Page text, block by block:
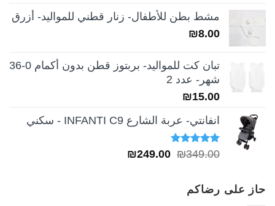
هو:
هو:
مشط بطن للأطفال- زنار قطني للمواليد- أزرق
₪8.00
تبان كت للمواليد- بربتوز قطن بدون أكمام 0-36
شهر- عدد 2
₪15.00
انفانتي- عربة الشارع INFANTI C9 - سكني
تم التقييم
₪349.00
السعر ₪249.00
حاز على رضاكم